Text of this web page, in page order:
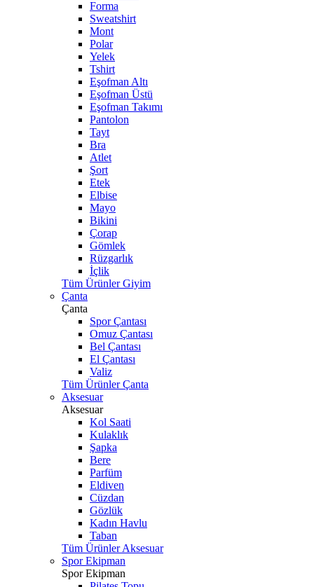
Forma
Sweatshirt
Mont
Polar
Yelek
Tshirt
Eşofman Altı
Eşofman Üstü
Eşofman Takımı
Pantolon
Tayt
Bra
Atlet
Şort
Etek
Elbise
Mayo
Bikini
Çorap
Gömlek
Rüzgarlık
İçlik
Tüm Ürünler Giyim
Çanta
Çanta
Spor Çantası
Omuz Çantası
Bel Çantası
El Çantası
Valiz
Tüm Ürünler Çanta
Aksesuar
Aksesuar
Kol Saati
Kulaklık
Şapka
Bere
Parfüm
Eldiven
Cüzdan
Gözlük
Kadın Havlu
Taban
Tüm Ürünler Aksesuar
Spor Ekipman
Spor Ekipman